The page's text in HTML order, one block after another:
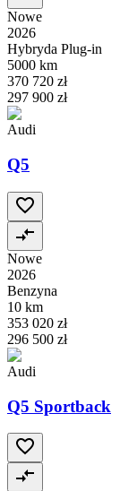
Nowe
2026
Hybryda Plug-in
5000 km
370 720 zł
297 900 zł
Audi
Q5
Nowe
2026
Benzyna
10 km
353 020 zł
296 500 zł
Audi
Q5 Sportback